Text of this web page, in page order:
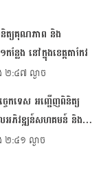
ោ ហ៊ុន សែន ប្រធាន
ទាល់ព្រះមហាក្សត្រ នៃ
ក្ខត្តឫក្ស នៃខួបចម្រើន
និត្យគុណភាព និង
លែង នៅក្នុងខេត្តតាកែវ
២:៤៧ ល្ងាច
ចេកទេស អញ្ជើញពិនិត្យ
លអភិវឌ្ឍន៍សហគមន៍ និង
ែវ
២:៤១ ល្ងាច